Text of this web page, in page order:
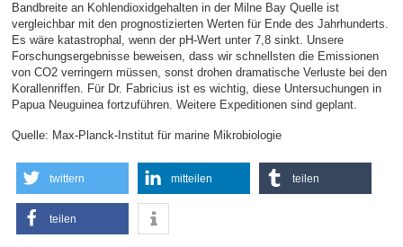
Bandbreite an Kohlendioxidgehalten in der Milne Bay Quelle ist
vergleichbar mit den prognostizierten Werten für Ende des Jahrhunderts.
Es wäre katastrophal, wenn der pH-Wert unter 7,8 sinkt. Unsere
Forschungsergebnisse beweisen, dass wir schnellsten die Emissionen
von CO2 verringern müssen, sonst drohen dramatische Verluste bei den
Korallenriffen. Für Dr. Fabricius ist es wichtig, diese Untersuchungen in
Papua Neuguinea fortzuführen. Weitere Expeditionen sind geplant.
Quelle: Max-Planck-Institut für marine Mikrobiologie
twittern mitteilen teilen
teilen